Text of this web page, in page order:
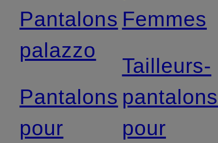
Pantalons
palazzo
Pantalons
pour
Femmes
Tailleurs-
pantalons
pour